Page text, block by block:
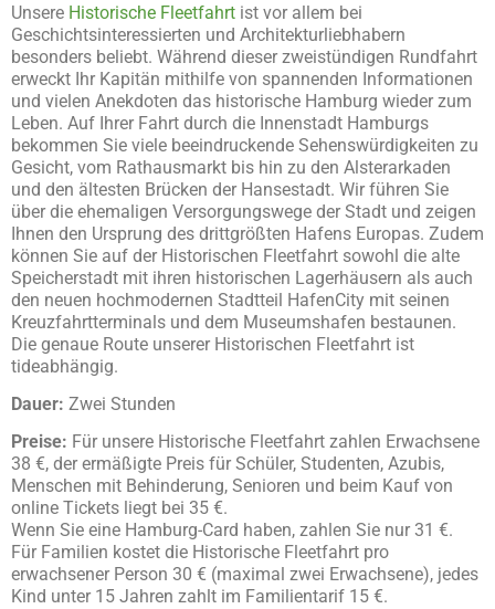
Unsere Historische Fleetfahrt ist vor allem bei
Geschichtsinteressierten und Architekturliebhabern
besonders beliebt. Während dieser zweistündigen Rundfahrt
erweckt Ihr Kapitän mithilfe von spannenden Informationen
und vielen Anekdoten das historische Hamburg wieder zum
Leben. Auf Ihrer Fahrt durch die Innenstadt Hamburgs
bekommen Sie viele beeindruckende Sehenswürdigkeiten zu
Gesicht, vom Rathausmarkt bis hin zu den Alsterarkaden
und den ältesten Brücken der Hansestadt. Wir führen Sie
über die ehemaligen Versorgungswege der Stadt und zeigen
Ihnen den Ursprung des drittgrößten Hafens Europas. Zudem
können Sie auf der Historischen Fleetfahrt sowohl die alte
Speicherstadt mit ihren historischen Lagerhäusern als auch
den neuen hochmodernen Stadtteil HafenCity mit seinen
Kreuzfahrtterminals und dem Museumshafen bestaunen.
Die genaue Route unserer Historischen Fleetfahrt ist
tideabhängig.
Dauer: Zwei Stunden
Preise: Für unsere Historische Fleetfahrt zahlen Erwachsene
38 €, der ermäßigte Preis für Schüler, Studenten, Azubis,
Menschen mit Behinderung, Senioren und beim Kauf von
online Tickets liegt bei 35 €.
Wenn Sie eine Hamburg-Card haben, zahlen Sie nur 31 €.
Für Familien kostet die Historische Fleetfahrt pro
erwachsener Person 30 € (maximal zwei Erwachsene), jedes
Kind unter 15 Jahren zahlt im Familientarif 15 €.